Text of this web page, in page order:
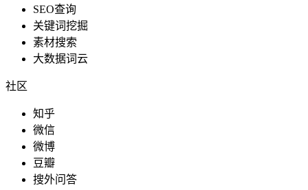
SEO查询
关键词挖掘
素材搜索
大数据词云
社区
知乎
微信
微博
豆瓣
搜外问答